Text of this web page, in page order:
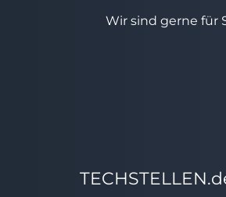
Wir sind gerne für